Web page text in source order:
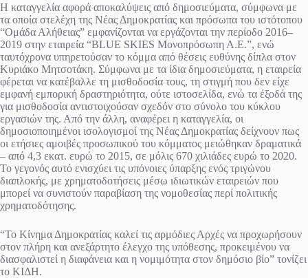
Η καταγγελία αφορά αποκαλύψεις από δημοσιεύματα, σύμφωνα με
τα οποία στελέχη της Νέας Δημοκρατίας και πρόσωπα του ιστότοπου
“Ομάδα Αλήθειας” εμφανίζονται να εργάζονται την περίοδο 2016–
2019 στην εταιρεία “BLUE SKIES Μονοπρόσωπη Α.Ε.”, ενώ
ταυτόχρονα υπηρετούσαν το κόμμα από θέσεις ευθύνης δίπλα στον
Κυριάκο Μητσοτάκη. Σύμφωνα με τα ίδια δημοσιεύματα, η εταιρεία
φέρεται να κατέβαλλε τη μισθοδοσία τους, τη στιγμή που δεν είχε
εμφανή εμπορική δραστηριότητα, ούτε ιστοσελίδα, ενώ τα έξοδά της
για μισθοδοσία αντιστοιχούσαν σχεδόν στο σύνολο του κύκλου
εργασιών της. Από την άλλη, αναφέρει η καταγγελία, οι
δημοσιοποιημένοι ισολογισμοί της Νέας Δημοκρατίας δείχνουν πως
οι ετήσιες αμοιβές προσωπικού του κόμματος μειώθηκαν δραματικά
– από 4,3 εκατ. ευρώ το 2015, σε μόλις 670 χιλιάδες ευρώ το 2020.
Το γεγονός αυτό ενισχύει τις υπόνοιες ύπαρξης ενός τριγώνου
διαπλοκής, με χρηματοδοτήσεις μέσω ιδιωτικών εταιρειών που
μπορεί να συνιστούν παραβίαση της νομοθεσίας περί πολιτικής
χρηματοδότησης.
“Το Κίνημα Δημοκρατίας καλεί τις αρμόδιες Αρχές να προχωρήσουν
στον πλήρη και ανεξάρτητο έλεγχο της υπόθεσης, προκειμένου να
διασφαλιστεί η διαφάνεια και η νομιμότητα στον δημόσιο βίο” τονίζει
το ΚΙΔΗ.